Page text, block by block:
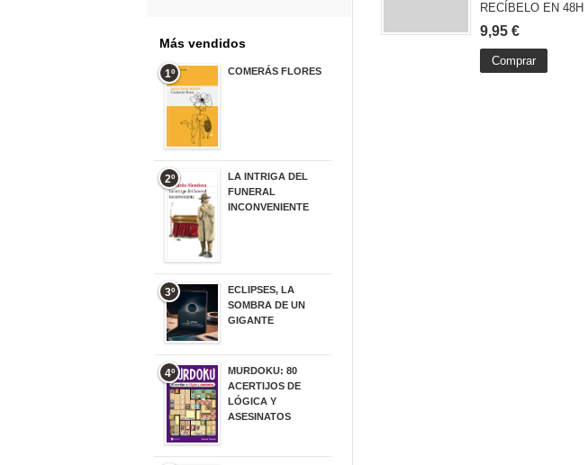
RECÍBELO EN 48H
9,95 €
Comprar
Más vendidos
1º COMERÁS FLORES
2º
LA INTRIGA DEL
FUNERAL
INCONVENIENTE
3º
ECLIPSES, LA
SOMBRA DE UN
GIGANTE
4º
MURDOKU: 80
ACERTIJOS DE
LÓGICA Y
ASESINATOS